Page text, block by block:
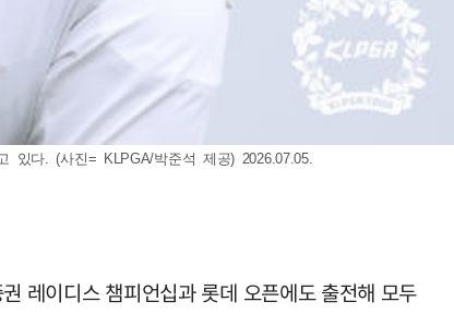
다. (사진= KLPGA/박준석 제공) 2026.07.05.
레이디스 챔피언십과 롯데 오픈에도 출전해 모두